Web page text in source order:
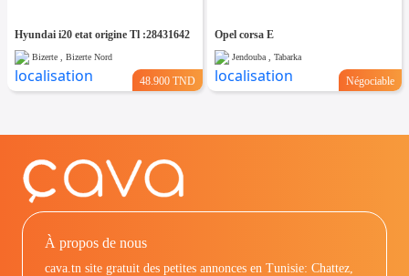
Hyundai i20 etat origine Tl :28431642
Bizerte , Bizerte Nord
48.900 TND
Opel corsa E
Jendouba , Tabarka
Négociable
À propos de nous
cava.tn site gratuit des petites annonces en Tunisie: Chattez,